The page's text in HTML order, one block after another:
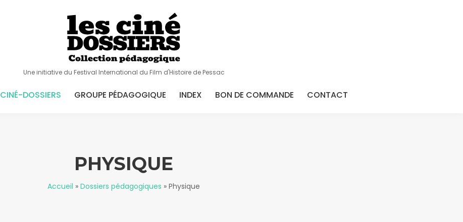
Une initiative du Festival International du Film d'Histoire de Pessac
CINÉ-DOSSIERS GROUPE PÉDAGOGIQUE INDEX BON DE COMMANDE CONTACT
PHYSIQUE
Accueil » Dossiers pédagogiques » Physique